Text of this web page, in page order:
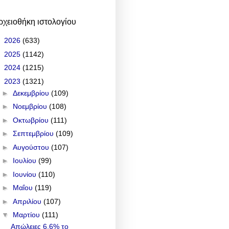
ιστολογίου
2026 (633)
2025 (1142)
2024 (1215)
2023 (1321)
► Δεκεμβρίου (109)
► Νοεμβρίου (108)
► Οκτωβρίου (111)
► Σεπτεμβρίου (109)
► Αυγούστου (107)
► Ιουλίου (99)
► Ιουνίου (110)
► Μαΐου (119)
► Απριλίου (107)
▼ Μαρτίου (111)
Απώλειες 6,6% το